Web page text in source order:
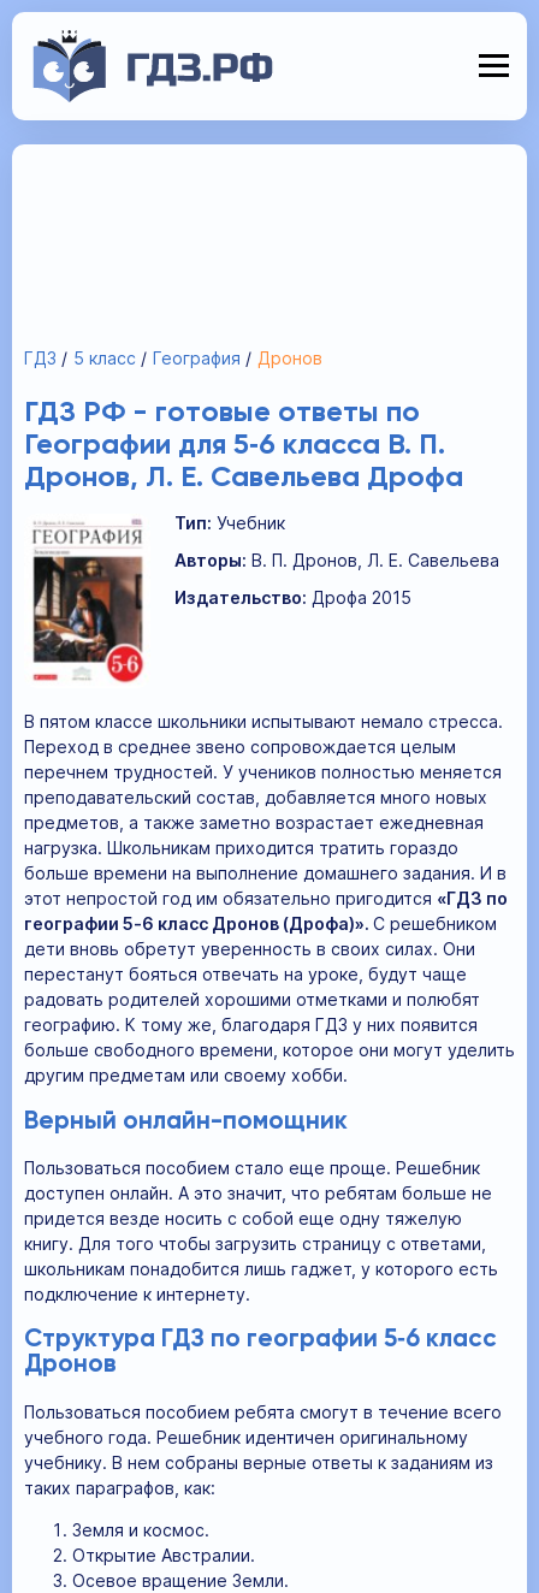
ГДЗ 5 класс География Дронов
ГДЗ РФ - готовые ответы по
Географии для 5‐6 класса В. П.
Дронов, Л. Е. Савельева Дрофа
Тип: Учебник
Авторы: В. П. Дронов, Л. Е. Савельева
Издательство: Дрофа 2015
В пятом классе школьники испытывают немало стресса.
Переход в среднее звено сопровождается целым
перечнем трудностей. У учеников полностью меняется
преподавательский состав, добавляется много новых
предметов, а также заметно возрастает ежедневная
нагрузка. Школьникам приходится тратить гораздо
больше времени на выполнение домашнего задания. И в
этот непростой год им обязательно пригодится «ГДЗ по
географии 5‐6 класс Дронов (Дрофа)». С решебником
дети вновь обретут уверенность в своих силах. Они
перестанут бояться отвечать на уроке, будут чаще
радовать родителей хорошими отметками и полюбят
географию. К тому же, благодаря ГДЗ у них появится
больше свободного времени, которое они могут уделить
другим предметам или своему хобби.
Верный онлайн-помощник
Пользоваться пособием стало еще проще. Решебник
доступен онлайн. А это значит, что ребятам больше не
придется везде носить с собой еще одну тяжелую
книгу. Для того чтобы загрузить страницу с ответами,
школьникам понадобится лишь гаджет, у которого есть
подключение к интернету.
Структура ГДЗ по географии 5‐6 класс
Дронов
Пользоваться пособием ребята смогут в течение всего
учебного года. Решебник идентичен оригинальному
учебнику. В нем собраны верные ответы к заданиям из
таких параграфов, как:
Земля и космос.
Открытие Австралии.
Осевое вращение Земли.